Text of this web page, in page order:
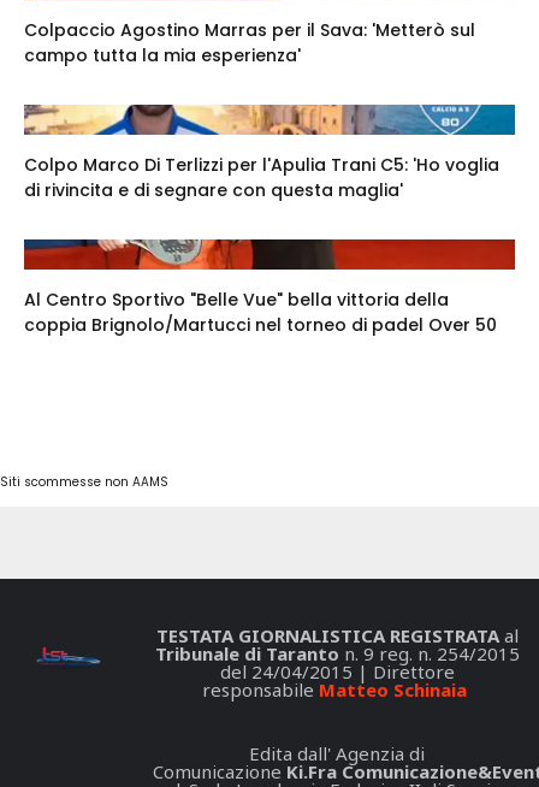
Colpaccio Agostino Marras per il Sava: 'Metterò sul
campo tutta la mia esperienza'
Colpo Marco Di Terlizzi per l'Apulia Trani C5: 'Ho voglia
di rivincita e di segnare con questa maglia'
Al Centro Sportivo "Belle Vue" bella vittoria della
coppia Brignolo/Martucci nel torneo di padel Over 50
Siti scommesse non AAMS
TESTATA GIORNALISTICA REGISTRATAal
Tribunale di Taranto n. 9 reg. n. 254/2015
del 24/04/2015 | Direttore
responsabile Matteo Schinaia
Edita dall' Agenzia di
Comunicazione Ki.Fra